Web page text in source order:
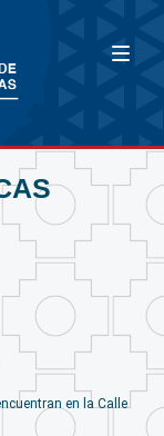
en la Calle